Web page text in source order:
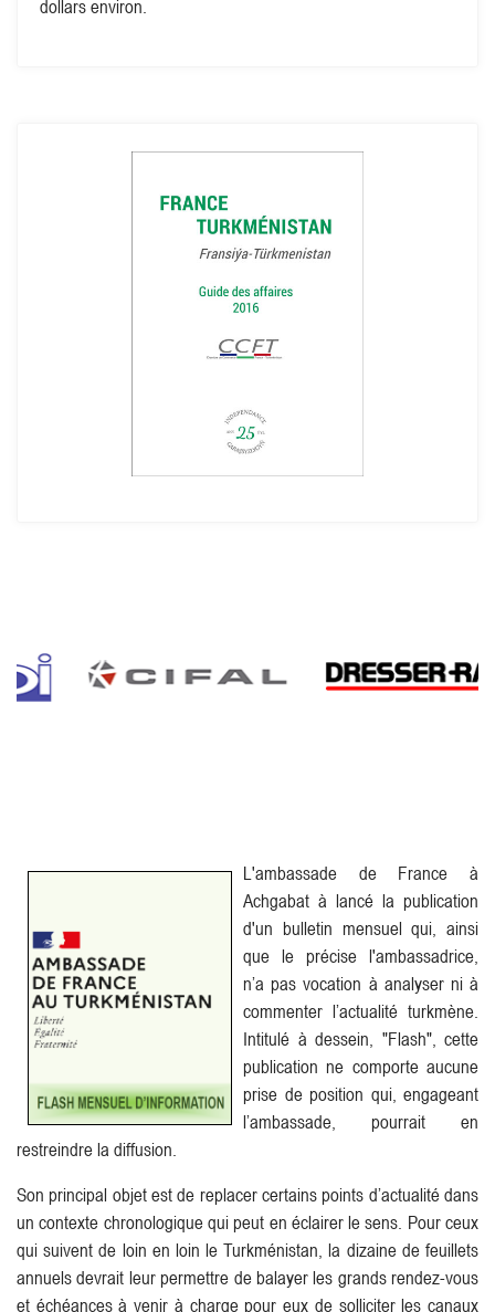
dollars environ.
L'ambassade de France à
Achgabat à lancé la publication
d'un bulletin mensuel qui, ainsi
que le précise l'ambassadrice,
n’a pas vocation à analyser ni à
commenter l’actualité turkmène.
Intitulé à dessein, "Flash", cette
publication ne comporte aucune
prise de position qui, engageant
l’ambassade, pourrait en
restreindre la diffusion.
Son principal objet est de replacer certains points d’actualité dans
un contexte chronologique qui peut en éclairer le sens. Pour ceux
qui suivent de loin en loin le Turkménistan, la dizaine de feuillets
annuels devrait leur permettre de balayer les grands rendez-vous
et échéances à venir à charge pour eux de solliciter les canaux